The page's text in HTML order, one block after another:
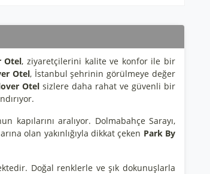
Otel, ziyaretçilerini kalite ve konfor ile bir
Otel, İstanbul şehrinin görülmeye değer
Otel sizlere daha rahat ve güvenli bir
aralıyor. Dolmabahçe Sarayı,
olan yakınlığıyla dikkat çeken Park By
Doğal renklerle ve şık dokunuşlarla